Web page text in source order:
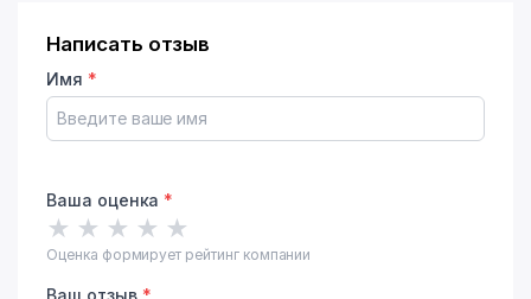
Написать отзыв
Имя *
Ваша оценка *
★ ★ ★ ★ ★
Оценка формирует рейтинг компании
Ваш отзыв *